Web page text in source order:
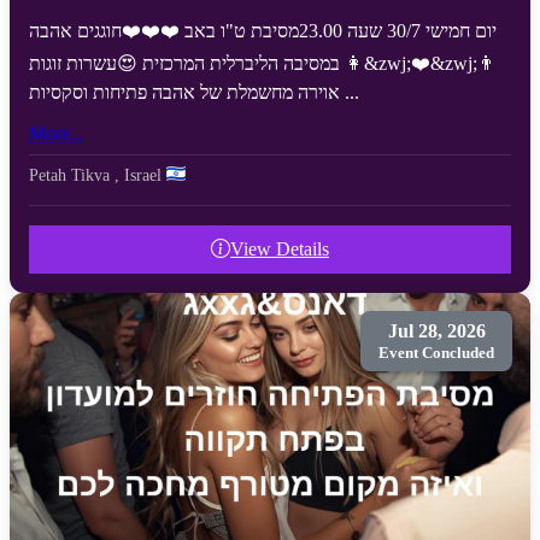
יום חמישי 30/7 שעה 23.00מסיבת ט"ו באב ❤️❤️❤️חוגגים אהבה
במסיבה הליברלית המרכזית 😍עשרות זוגות 👩&zwj;❤️&zwj;👨
אוירה מחשמלת של אהבה פתיחות וסקסיות ...
More...
Petah Tikva , Israel
View Details
Jul 28, 2026
Event Concluded